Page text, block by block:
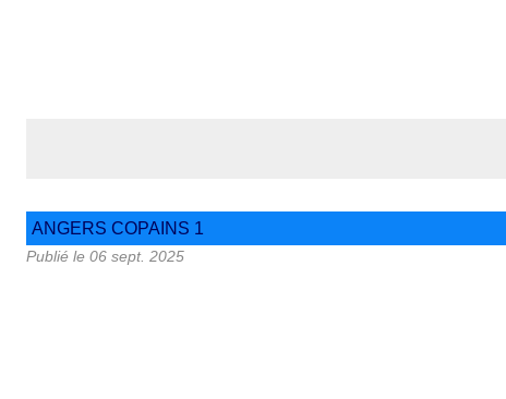
ANGERS COPAINS 1
Publié le 06 sept. 2025